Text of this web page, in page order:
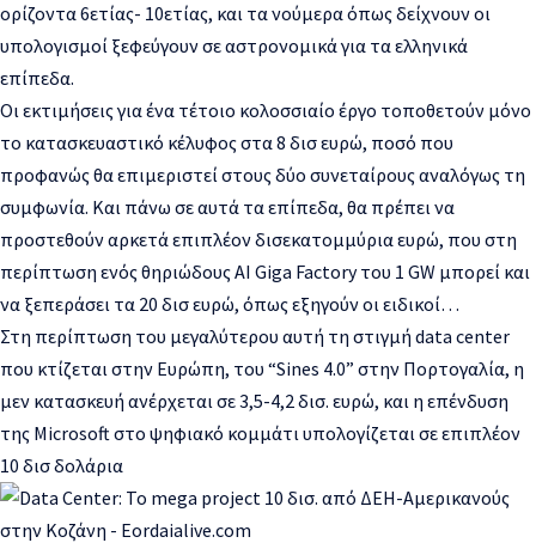
ορίζοντα 6ετίας- 10ετίας, και τα νούμερα όπως δείχνουν οι
υπολογισμοί ξεφεύγουν σε αστρονομικά για τα ελληνικά
επίπεδα.
Οι εκτιμήσεις για ένα τέτοιο κολοσσιαίο έργο τοποθετούν μόνο
το κατασκευαστικό κέλυφος στα 8 δισ ευρώ, ποσό που
προφανώς θα επιμεριστεί στους δύο συνεταίρους αναλόγως τη
συμφωνία. Και πάνω σε αυτά τα επίπεδα, θα πρέπει να
προστεθούν αρκετά επιπλέον δισεκατομμύρια ευρώ, που στη
περίπτωση ενός θηριώδους AI Giga Factory του 1 GW μπορεί και
να ξεπεράσει τα 20 δισ ευρώ, όπως εξηγούν οι ειδικοί…
Στη περίπτωση του μεγαλύτερου αυτή τη στιγμή data center
που κτίζεται στην Ευρώπη, του “Sines 4.0” στην Πορτογαλία, η
μεν κατασκευή ανέρχεται σε 3,5-4,2 δισ. ευρώ, και η επένδυση
της Microsoft στο ψηφιακό κομμάτι υπολογίζεται σε επιπλέον
10 δισ δολάρια